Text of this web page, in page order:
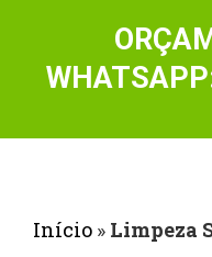
Início » Limpeza